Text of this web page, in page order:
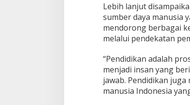
Lebih lanjut
sumber daya manusia
mendorong berbagai
melalui pendekatan
“Pendidikan adalah
menjadi insan yang
jawab. Pendidikan
manusia Indonesia